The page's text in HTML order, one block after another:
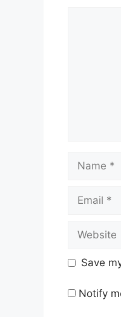
Name
Email
Website
Save
Notify